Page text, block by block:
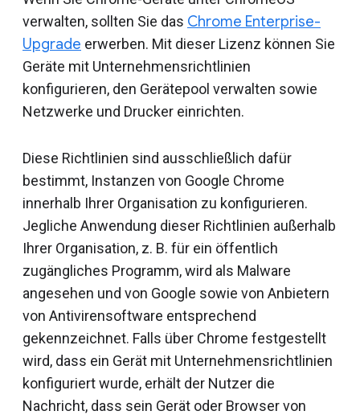
verwalten, sollten Sie das Chrome Enterprise-
Upgrade erwerben. Mit dieser Lizenz können Sie
Geräte mit Unternehmensrichtlinien
konfigurieren, den Gerätepool verwalten sowie
Netzwerke und Drucker einrichten.
Diese Richtlinien sind ausschließlich dafür
bestimmt, Instanzen von Google Chrome
innerhalb Ihrer Organisation zu konfigurieren.
Jegliche Anwendung dieser Richtlinien außerhalb
Ihrer Organisation, z. B. für ein öffentlich
zugängliches Programm, wird als Malware
angesehen und von Google sowie von Anbietern
von Antivirensoftware entsprechend
gekennzeichnet. Falls über Chrome festgestellt
wird, dass ein Gerät mit Unternehmensrichtlinien
konfiguriert wurde, erhält der Nutzer die
Nachricht, dass sein Gerät oder Browser von